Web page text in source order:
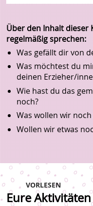
Über den Inhalt dieser
regelmäßig sprechen:
Was gefällt dir von
Was möchtest du
deinen Erzieher/
Wie hast du das
noch?
Was wollen wir
Wollen wir etwas
VORLESEN
Eure Aktivitäten